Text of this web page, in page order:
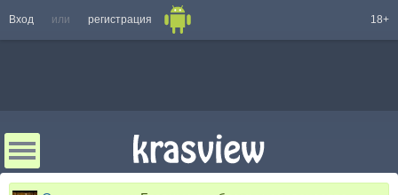
Вход или регистрация 18+